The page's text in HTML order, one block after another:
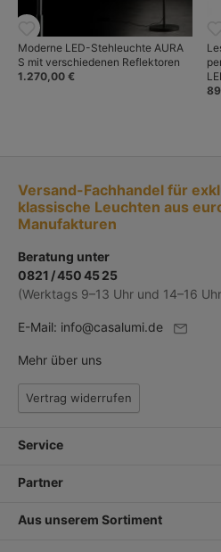
Moderne LED-Stehleuchte AURA
S mit verschiedenen Reflektoren
1.270,00 €
Versand-Fachhandel für
klassische Leuchten aus
Manufakturen
Beratung unter
0821 / 450 45 25
(Werktags 9–13 Uhr und 14–16
E-Mail: info@casalumi.de
Mehr über uns
Vertrag widerrufen
Service
Partner
Aus unserem Sortiment